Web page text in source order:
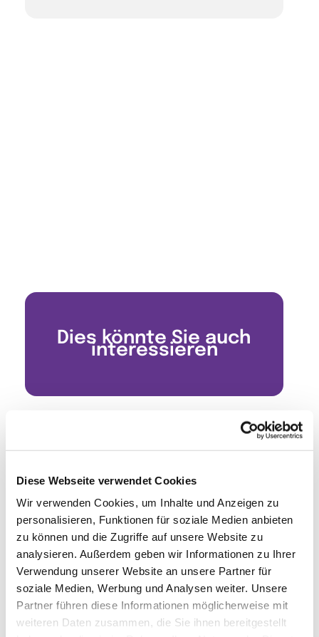
Diese Webseite verwendet Cookies
Wir verwenden Cookies, um Inhalte und Anzeigen zu
personalisieren, Funktionen für soziale Medien anbieten
zu können und die Zugriffe auf unsere Website zu
analysieren. Außerdem geben wir Informationen zu Ihrer
Verwendung unserer Website an unsere Partner für
soziale Medien, Werbung und Analysen weiter. Unsere
Partner führen diese Informationen möglicherweise mit
weiteren Daten zusammen, die Sie ihnen bereitgestellt
Dies könnte Sie auch
interessieren